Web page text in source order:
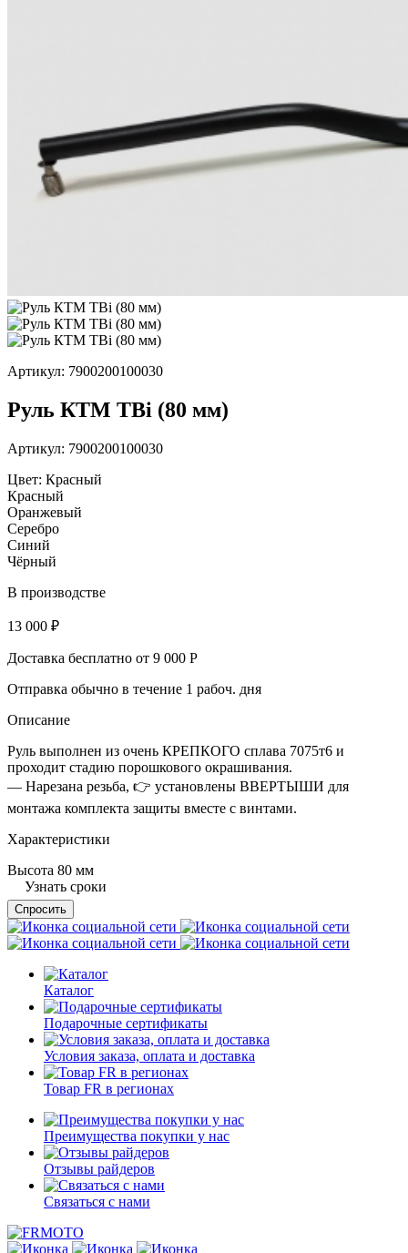
Артикул: 7900200100030
Руль КTM TBi (80 мм)
Артикул: 7900200100030
Цвет: Красный
Красный
Оранжевый
Серебро
Синий
Чёрный
В производстве
13 000 ₽
Доставка бесплатно от 9 000 Р
Отправка обычно в течение 1 рабоч. дня
Описание
Руль выполнен из очень КРЕПКОГО сплава 7075т6 и
проходит стадию порошкового окрашивания.
— Нарезана резьба, 👉 установлены ВВЕРТЫШИ для
монтажа комплекта защиты вместе с винтами.
Характеристики
Высота 80 мм
Узнать сроки
Спросить
Каталог
Подарочные сертификаты
Условия заказа, оплата и доставка
Товар FR в регионах
Преимущества покупки у нас
Отзывы райдеров
Связаться с нами